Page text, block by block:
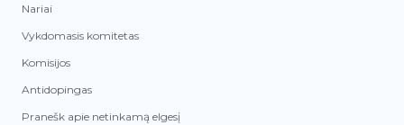
Nariai
Vykdomasis komitetas
Komisijos
Antidopingas
Pranešk apie netinkamą elgesį